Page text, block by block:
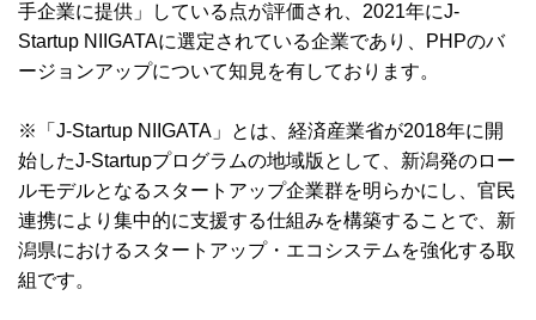
手企業に提供」している点が評価され、2021年にJ-
Startup NIIGATAに選定されている企業であり、PHPのバ
ージョンアップについて知見を有しております。
※「J-Startup NIIGATA」とは、経済産業省が2018年に開
始したJ-Startupプログラムの地域版として、新潟発のロー
ルモデルとなるスタートアップ企業群を明らかにし、官民
連携により集中的に支援する仕組みを構築することで、新
潟県におけるスタートアップ・エコシステムを強化する取
組です。